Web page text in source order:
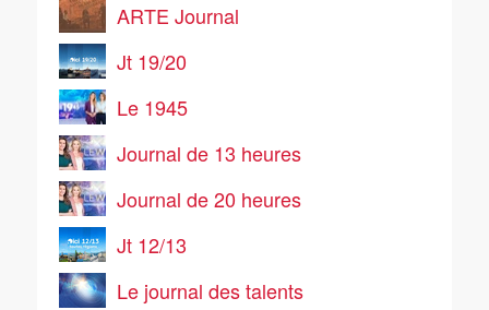
ARTE Journal
Jt 19/20
Le 1945
Journal de 13 heures
Journal de 20 heures
Jt 12/13
Le journal des talents